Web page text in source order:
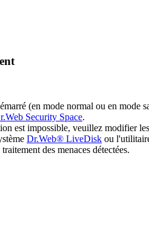
(en mode normal ou en mode
Security Space.
est impossible, veuillez modifier
Dr.Web® LiveDisk ou
des menaces détectées.